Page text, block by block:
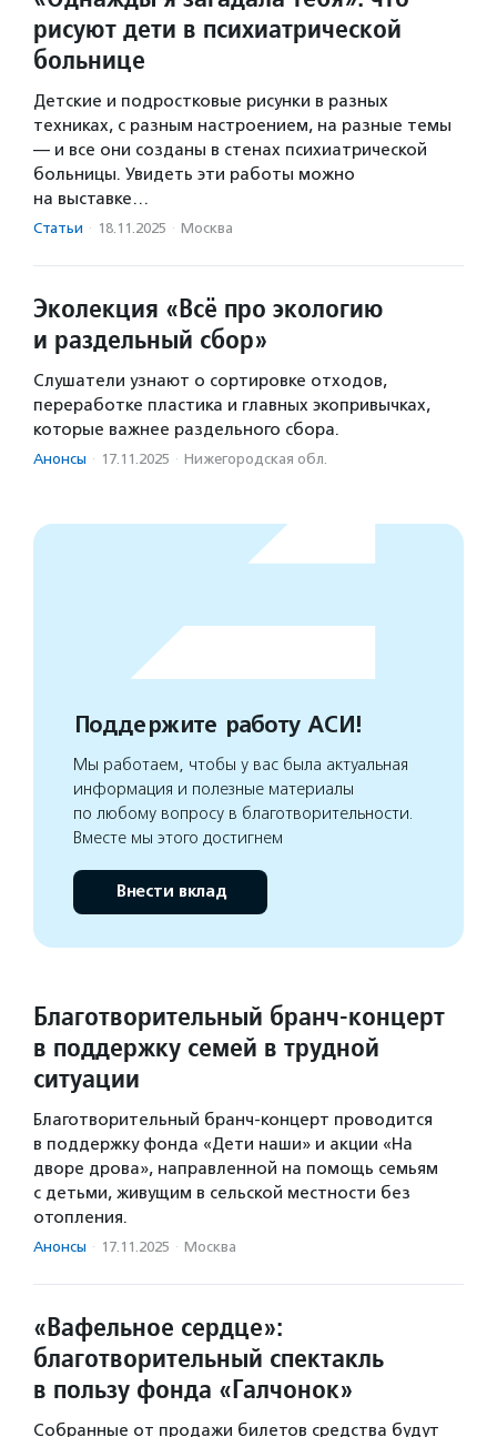
рисуют дети в психиатрической
больнице
Детские и подростковые рисунки в разных
техниках, с разным настроением, на разные темы
— и все они созданы в стенах психиатрической
больницы. Увидеть эти работы можно
на выставке…
Статьи · 18.11.2025 · Москва
Эколекция «Всё про экологию
и раздельный сбор»
Слушатели узнают о сортировке отходов,
переработке пластика и главных экопривычках,
которые важнее раздельного сбора.
Анонсы · 17.11.2025 · Нижегородская обл.
Поддержите работу АСИ!
Мы работаем, чтобы у вас была актуальная
информация и полезные материалы
по любому вопросу в благотворительности.
Вместе мы этого достигнем
Внести вклад
Благотворительный бранч-концерт
в поддержку семей в трудной
ситуации
Благотворительный бранч-концерт проводится
в поддержку фонда «Дети наши» и акции «На
дворе дрова», направленной на помощь семьям
с детьми, живущим в сельской местности без
отопления.
Анонсы · 17.11.2025 · Москва
«Вафельное сердце»:
благотворительный спектакль
в пользу фонда «Галчонок»
Собранные от продажи билетов средства будут